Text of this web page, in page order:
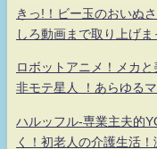
きっ!！ビー玉のおいぬ
しろ動画まで取り上げま
ロボットアニメ！メカ
非モテ星人 ！あらゆる
ハルッフル-専業主夫的
く！初老人の介護生活